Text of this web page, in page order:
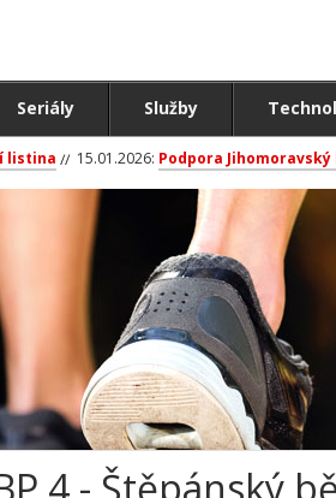
Seriály Služby
listina 15.01.2026: Podpora